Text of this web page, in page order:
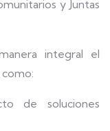
y Juntas
integral el
de soluciones